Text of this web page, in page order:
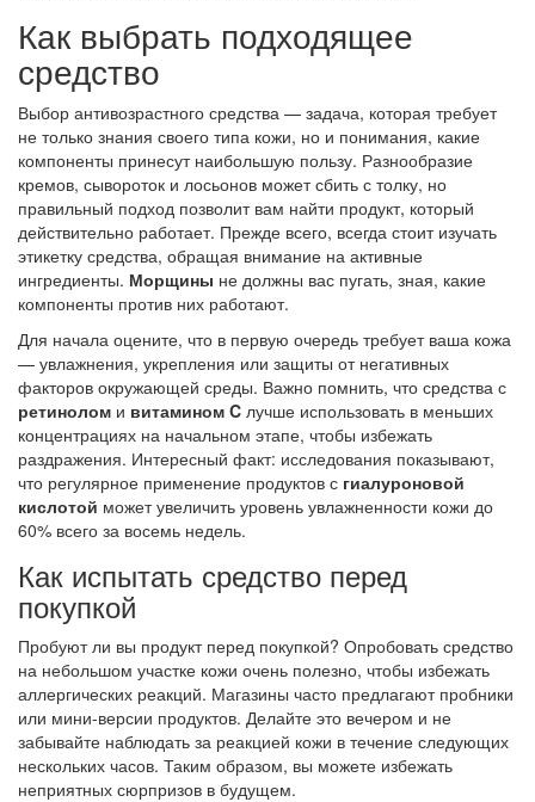
Как выбрать подходящее
средство
Выбор антивозрастного средства — задача, которая требует
не только знания своего типа кожи, но и понимания, какие
компоненты принесут наибольшую пользу. Разнообразие
кремов, сывороток и лосьонов может сбить с толку, но
правильный подход позволит вам найти продукт, который
действительно работает. Прежде всего, всегда стоит изучать
этикетку средства, обращая внимание на активные
ингредиенты. Морщины не должны вас пугать, зная, какие
компоненты против них работают.
Для начала оцените, что в первую очередь требует ваша кожа
— увлажнения, укрепления или защиты от негативных
факторов окружающей среды. Важно помнить, что средства с
ретинолом и витамином C лучше использовать в меньших
концентрациях на начальном этапе, чтобы избежать
раздражения. Интересный факт: исследования показывают,
что регулярное применение продуктов с гиалуроновой
кислотой может увеличить уровень увлажненности кожи до
60% всего за восемь недель.
Как испытать средство перед
покупкой
Пробуют ли вы продукт перед покупкой? Опробовать средство
на небольшом участке кожи очень полезно, чтобы избежать
аллергических реакций. Магазины часто предлагают пробники
или мини-версии продуктов. Делайте это вечером и не
забывайте наблюдать за реакцией кожи в течение следующих
нескольких часов. Таким образом, вы можете избежать
неприятных сюрпризов в будущем.